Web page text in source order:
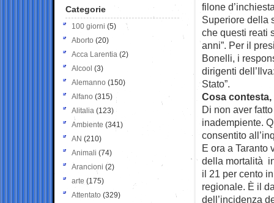
filone
Superiore della
che questi reati
anni”. Per il
Bonelli, i
dirigenti
Stato”.
Cosa
Di non aver
inadempiente.
consentito
E ora a Taranto
della mortalità
il 21 per cento
regionale. È il
dell’incidenza
Categorie
100 giorni (5)
Aborto (20)
Acca Larentia (2)
Alcool (3)
Alemanno (150)
Alfano (315)
Alitalia (123)
Ambiente (341)
AN (210)
Animali (74)
Arancioni (2)
arte (175)
Attentato (329)